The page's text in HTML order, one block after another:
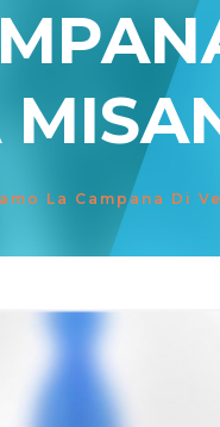
La Campana Di